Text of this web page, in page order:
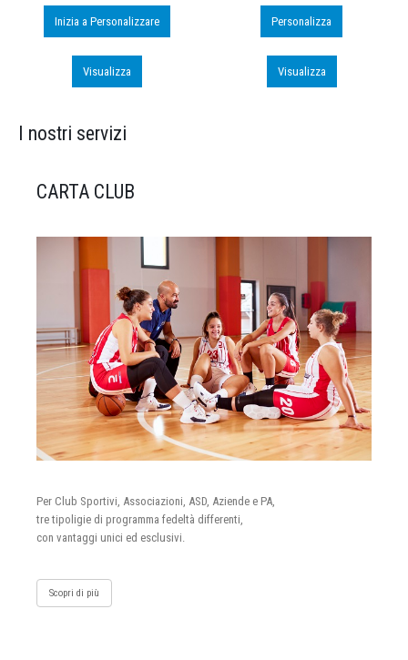
Inizia a Personalizzare
Visualizza
Personalizza
Visualizza
I nostri servizi
CARTA CLUB
Per Club Sportivi, Associazioni, ASD, Aziende e PA,
tre tipoligie di programma fedeltà differenti,
con vantaggi unici ed esclusivi.
Scopri di più